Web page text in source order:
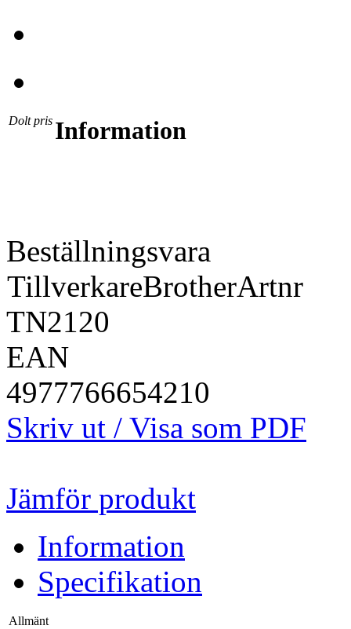
Dolt pris Information
Beställningsvara
TillverkareBrotherArtnr
TN2120
EAN
4977766654210
Skriv ut / Visa som PDF
Jämför produkt
Information
Specifikation
Allmänt